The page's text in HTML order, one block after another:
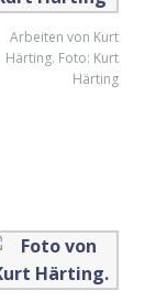
Arbeiten von Kurt
Härting. Foto: Kurt
Härting